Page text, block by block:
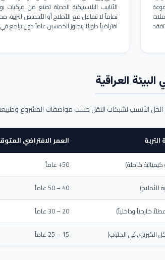
الأنابيب البلاستيكية الحديثة تصنع من مركبات
تماماً لا تتفاعل مع الأملاح أو الأحماض التربية،
افتراضياً طويلاً يتجاوز الخمسين عاماً دون تراجع
العراقية
الأنسب لشبكات النقل حسب مواصفات المشروع
العمر الافتراضي
كاملة) 50+ عاماً
للأملاح) 40 – 50 عاماً
خارجياً وداخلياً) 20 – 30 عاماً
الكبريتي في الجنوب) 15 – 25 عاماً